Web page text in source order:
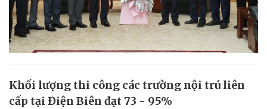
Khối lượng thi công các trường nội trú liên
cấp tại Điện Biên đạt 73 - 95%